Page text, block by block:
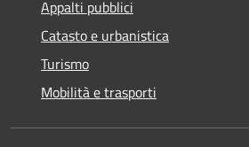
Appalti pubblici
Catasto e urbanistica
Turismo
Mobilità e trasporti